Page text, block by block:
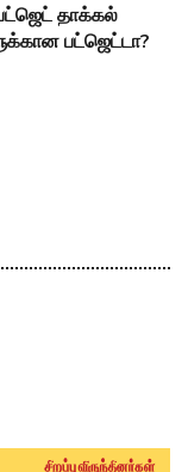
தாக்கல்
பட்ஜெட்டா?